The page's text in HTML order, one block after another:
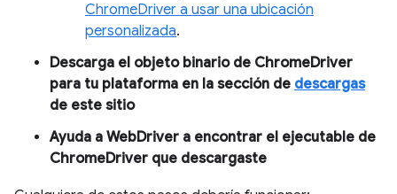
ChromeDriver a usar una ubicación
personalizada.
Descarga el objeto binario de ChromeDriver
para tu plataforma en la sección de descargas
de este sitio
Ayuda a WebDriver a encontrar el ejecutable de
ChromeDriver que descargaste